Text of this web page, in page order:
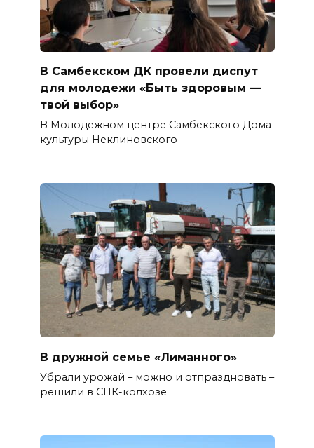
В Самбекском ДК провели диспут
для молодежи «Быть здоровым —
твой выбор»
В Молодёжном центре Самбекского Дома
культуры Неклиновского
В дружной семье «Лиманного»
Убрали урожай – можно и отпраздновать –
решили в СПК-колхозе